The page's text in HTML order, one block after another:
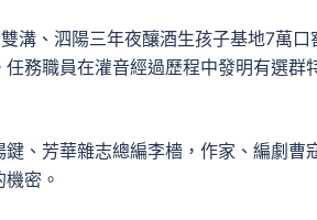
溝、泗陽三年夜釀酒生孩子基地7萬口
務職員在灌音經過歷程中發明有選群
、芳華雜志總編李檣，作家、編劇曹
密。